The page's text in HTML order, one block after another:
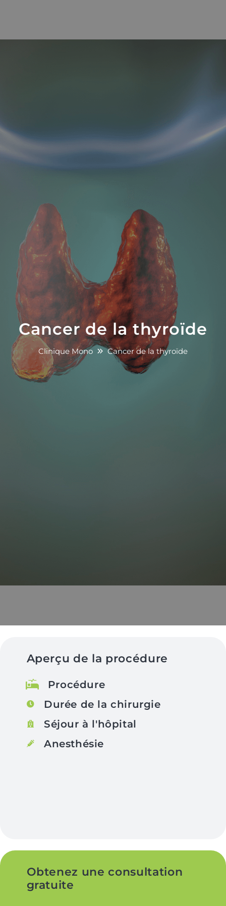
Cancer de la thyroïde
Clinique Mono Cancer de la thyroïde
Aperçu de la procédure
Procédure
Durée de la chirurgie
Séjour à l'hôpital
Anesthésie
Obtenez une consultation
gratuite